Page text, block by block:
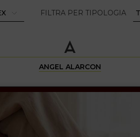
FILTRA PER TIPOLOGIA
A
ANGEL ALARCON